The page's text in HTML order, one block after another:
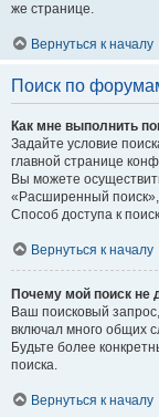
же странице.
Вернуться к началу
Поиск по
Как мне выполнить
Задайте условие
главной странице
Вы можете
«Расширенный
Способ доступа к
Вернуться к началу
Почему мой поиск не
Ваш поисковый
включал много общих
Будьте более
поиска.
Вернуться к началу